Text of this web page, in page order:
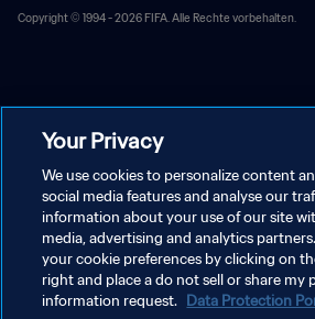
Copyright © 1994 - 2026 FIFA. Alle Rechte vorbehalten.
Your Privacy
We use cookies to personalize content
social media features and analyse our
information about your use of our site
media, advertising and analytics
your cookie preferences by clicking on
right and place a do not sell or share my
information request. Data Protection